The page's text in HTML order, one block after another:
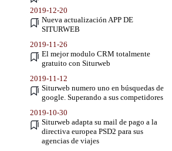
2019-12-20
Nueva actualización APP DE
SITURWEB
2019-11-26
El mejor modulo CRM totalmente
gratuito con Siturweb
2019-11-12
Siturweb numero uno en búsquedas de
google. Superando a sus competidores
2019-10-30
Siturweb adapta su mail de pago a la
directiva europea PSD2 para sus
agencias de viajes